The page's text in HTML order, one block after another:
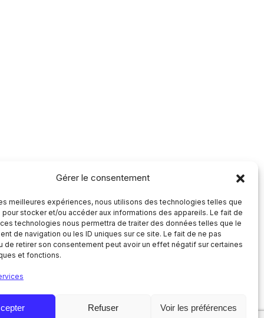
Gérer le consentement
meilleures expériences, nous utilisons des technologies telles que
stocker et/ou accéder aux informations des appareils. Le fait de
technologies nous permettra de traiter des données telles que le
de navigation ou les ID uniques sur ce site. Le fait de ne pas
de retirer son consentement peut avoir un effet négatif sur certaines
et fonctions.
Refuser Voir les préférences
Mentions légales Politique de confidentialité